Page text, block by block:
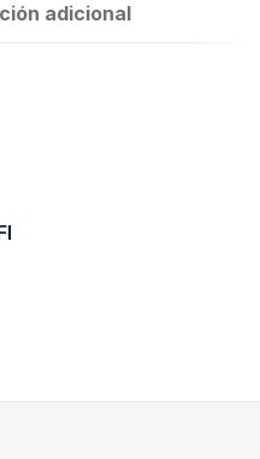
adicional